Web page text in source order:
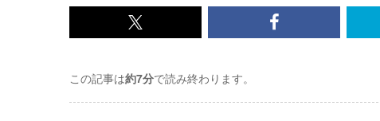
x<br>
記
事
事
この記事は約7分で読み終わります。